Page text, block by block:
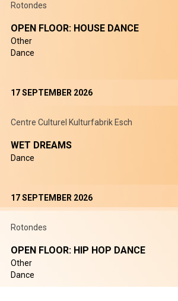
Rotondes
OPEN FLOOR: HOUSE DANCE
Other
Dance
17 SEPTEMBER 2026
Centre Culturel Kulturfabrik Esch
WET DREAMS
Dance
17 SEPTEMBER 2026
Rotondes
OPEN FLOOR: HIP HOP DANCE
Other
Dance